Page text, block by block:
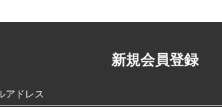
新規会員登録
アドレス